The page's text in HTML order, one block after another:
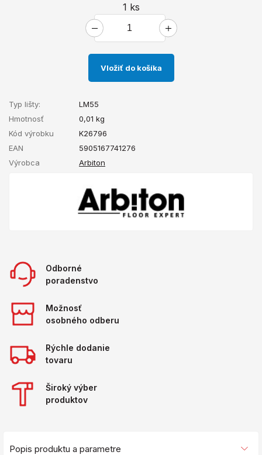
1 ks
Vložiť do košíka
Typ lišty:
LM55
Hmotnosť
0,01 kg
Kód výrobku
K26796
EAN
5905167741276
Výrobca
Arbiton
Odborné
poradenstvo
Možnosť
osobného odberu
Rýchle dodanie
tovaru
Široký výber
produktov
Popis produktu a parametre